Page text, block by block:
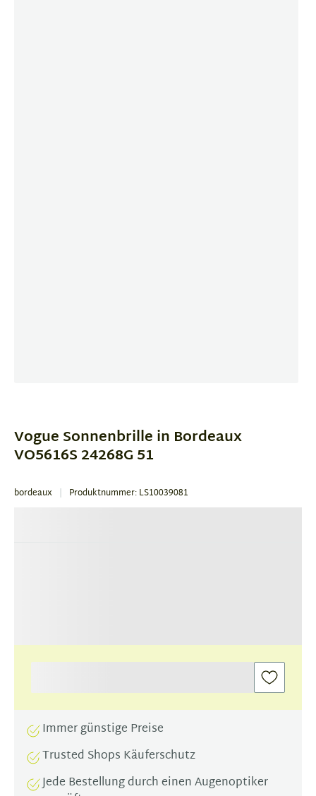
2
Vogue Sonnenbrille in Bordeaux
VO5616S 24268G 51
bordeaux Produktnummer: LS10039081
Immer günstige Preise
Trusted Shops Käuferschutz
Jede Bestellung durch einen Augenoptiker